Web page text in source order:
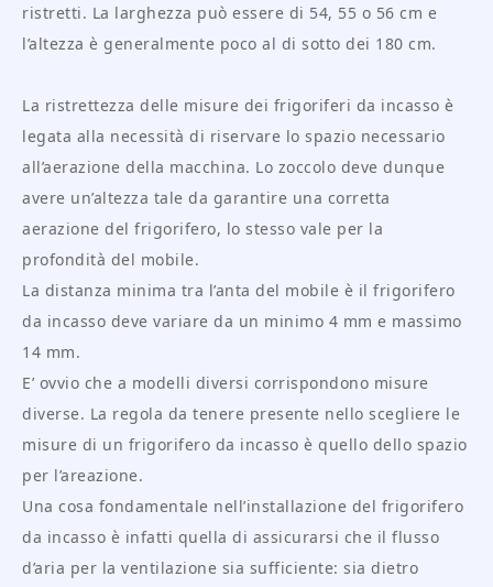
ristretti. La larghezza può essere di 54, 55 o 56 cm e
l’altezza è generalmente poco al di sotto dei 180 cm.
La ristrettezza delle misure dei frigoriferi da incasso è
legata alla necessità di riservare lo spazio necessario
all’aerazione della macchina. Lo zoccolo deve dunque
avere un’altezza tale da garantire una corretta
aerazione del frigorifero, lo stesso vale per la
profondità del mobile.
La distanza minima tra l’anta del mobile è il frigorifero
da incasso deve variare da un minimo 4 mm e massimo
14 mm.
E’ ovvio che a modelli diversi corrispondono misure
diverse. La regola da tenere presente nello scegliere le
misure di un frigorifero da incasso è quello dello spazio
per l’areazione.
Una cosa fondamentale nell’installazione del frigorifero
da incasso è infatti quella di assicurarsi che il flusso
d’aria per la ventilazione sia sufficiente: sia dietro